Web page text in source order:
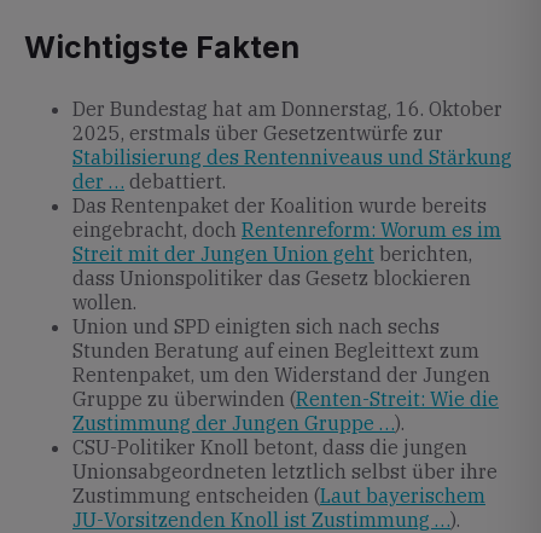
Wichtigste Fakten
Der Bundestag hat am Donnerstag, 16. Oktober
2025, erstmals über Gesetzentwürfe zur
Stabilisierung des Rentenniveaus und Stärkung
der … debattiert.
Das Rentenpaket der Koalition wurde bereits
eingebracht, doch Rentenreform: Worum es im
Streit mit der Jungen Union geht berichten,
dass Unionspolitiker das Gesetz blockieren
wollen.
Union und SPD einigten sich nach sechs
Stunden Beratung auf einen Begleittext zum
Rentenpaket, um den Widerstand der Jungen
Gruppe zu überwinden (Renten-Streit: Wie die
Zustimmung der Jungen Gruppe …).
CSU-Politiker Knoll betont, dass die jungen
Unionsabgeordneten letztlich selbst über ihre
Zustimmung entscheiden (Laut bayerischem
JU-Vorsitzenden Knoll ist Zustimmung …).